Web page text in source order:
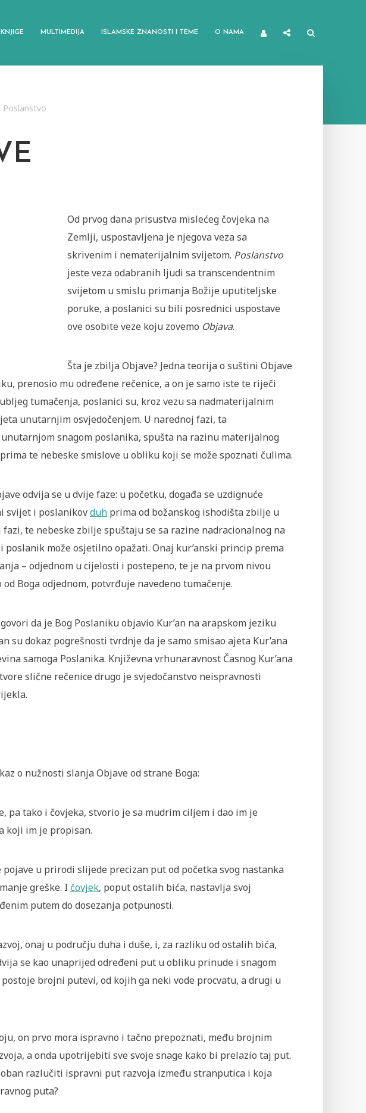
KNJIGE MULTIMEDIJA ISLAMSKE ZNANOSTI I TEME O NAMA
Poslanstvo
Od prvog dana prisustva mislećeg čovjeka na
Zemlji, uspostavljena je njegova veza sa
skrivenim i nematerijalnim svijetom. Poslanstvo
jeste veza odabranih ljudi sa transcendentnim
svijetom u smislu primanja Božije uputiteljske
poruke, a poslanici su bili posrednici uspostave
ove osobite veze koju zovemo Objava.
Šta je zbilja Objave? Jedna teorija o suštini Objave
prenosio mu određene rečenice, a on je samo iste te riječi
tumačenja, poslanici su, kroz vezu sa nadmaterijalnim
unutarnjim osvjedočenjem. U narednoj fazi, ta
snagom poslanika, spušta na razinu materijalnog
te nebeske smislove u obliku koji se može spoznati čulima.
odvija se u dvije faze: u početku, događa se uzdignuće
svijet i poslanikovduh prima od božanskog ishodišta zbilje u
te nebeske zbilje spuštaju se sa razine nadracionalnog na
može osjetilno opažati. Onaj kur’anski princip prema
– odjednom u cijelosti i postepeno, te je na prvom nivou
Boga odjednom, potvrđuje navedeno tumačenje.
da je Bog Poslaniku objavio Kur’an na arapskom jeziku
su dokaz pogrešnosti tvrdnje da je samo smisao ajeta Kur’ana
samoga Poslanika. Književna vrhunaravnost Časnog Kur’ana
slične rečenice drugo je svjedočanstvo neispravnosti
o nužnosti slanja Objave od strane Boga:
pa tako i čovjeka, stvorio je sa mudrim ciljem i dao im je
koji im je propisan.
pojave u prirodi slijede precizan put od početka svog nastanka
greške. I čovjek, poput ostalih bića, nastavlja svoj
putem do dosezanja potpunosti.
onaj u području duha i duše, i, za razliku od ostalih bića,
se kao unaprijed određeni put u obliku prinude i snagom
brojni putevi, od kojih ga neki vode procvatu, a drugi u
on prvo mora ispravno i tačno prepoznati, među brojnim
a onda upotrijebiti sve svoje snage kako bi prelazio taj put.
razlučiti ispravni put razvoja između stranputica i koja
puta?